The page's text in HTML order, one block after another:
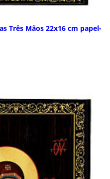
Três Mãos 22x16 cm papel-